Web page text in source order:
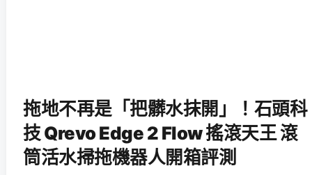
拖地不再是「把髒水抹開」！石頭科
技 Qrevo Edge 2 Flow 搖滾天王 滾
筒活水掃拖機器人開箱評測